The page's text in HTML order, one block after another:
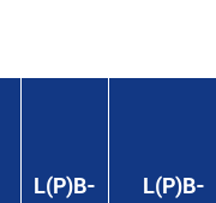
L(P)B-
L(P)B-